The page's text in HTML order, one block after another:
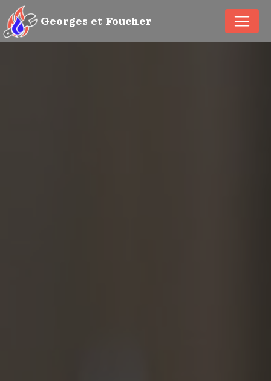
Georges et Foucher
Panneau de gestion des cookies